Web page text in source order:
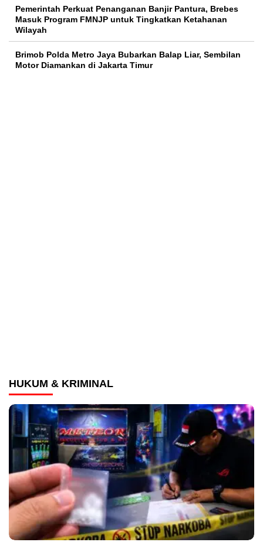
Pemerintah Perkuat Penanganan Banjir Pantura, Brebes
Masuk Program FMNJP untuk Tingkatkan Ketahanan
Wilayah
Brimob Polda Metro Jaya Bubarkan Balap Liar, Sembilan
Motor Diamankan di Jakarta Timur
HUKUM & KRIMINAL